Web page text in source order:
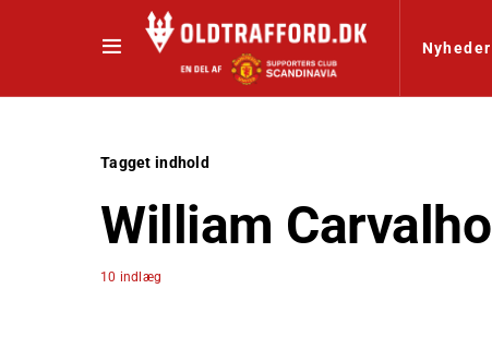
Nyheder
Tagget indhold
William Carvalho
10 indlæg